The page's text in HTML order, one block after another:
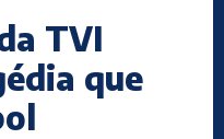
TVI
que